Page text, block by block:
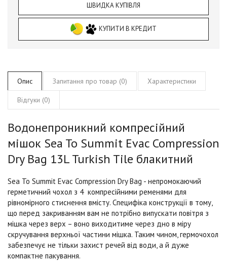
ШВИДКА КУПІВЛЯ
КУПИТИ В КРЕДИТ
Опис Запитання про товар (0) Характеристики
Відгуки (0)
Водонепроникний компресійний
мішок Sea To Summit Evac Compression
Dry Bag 13L Turkish Tile блакитний
Sea To Summit Evac Compression Dry Bag - непромокаючий
герметичний чохол з 4 компресійними ременями для
рівномірного стиснення вмісту. Специфіка конструкції в тому,
що перед закриванням вам не потрібно випускати повітря з
мішка через верх – воно виходитиме через дно в міру
скручування верхньої частини мішка. Таким чином, гермочохол
забезпечує не тільки захист речей від води, а й дуже
компактне пакування.